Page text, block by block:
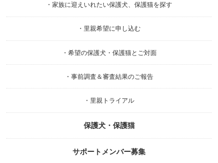
・家族に迎えいれたい保護犬、保護猫を探す
・里親希望に申し込む
・希望の保護犬・保護猫とご対面
・事前調査＆審査結果のご報告
・里親トライアル
保護犬・保護猫
サポートメンバー募集